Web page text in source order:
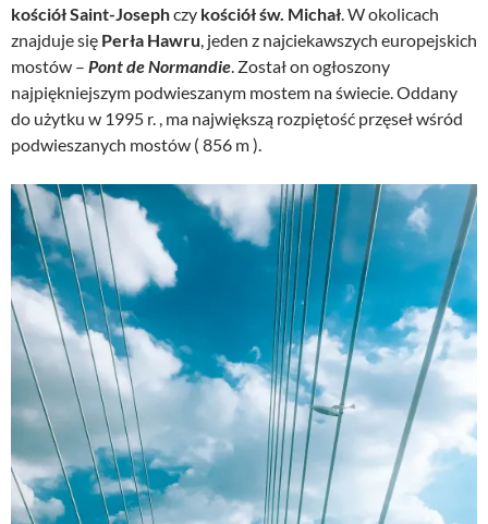
kościół Saint-Josephczy kościół św. Michał. W okolicach
znajduje się Perła Hawru, jeden z najciekawszych europejskich
mostów – Pont de Normandie. Został on ogłoszony
najpiękniejszym podwieszanym mostem na świecie. Oddany
do użytku w 1995 r. , ma największą rozpiętość przęseł wśród
podwieszanych mostów ( 856 m ).